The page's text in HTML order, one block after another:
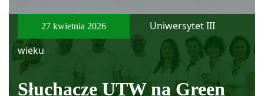
27 kwietnia 2026
Uniwersytet III
wieku
Słuchacze UTW na Green